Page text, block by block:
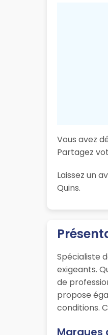
Vous avez
Partagez
Laissez un
Quins.
Spécialiste
exigeants.
de
propose
conditions.
Marques